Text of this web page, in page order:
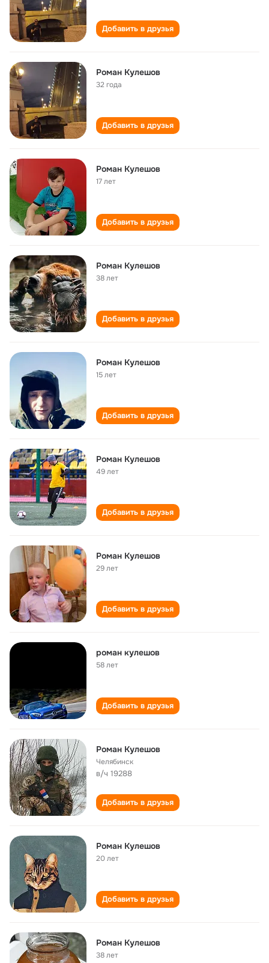
Добавить в друзья
Роман Кулешов
32 года
Добавить в друзья
Роман Кулешов
17 лет
Добавить в друзья
Роман Кулешов
38 лет
Добавить в друзья
Роман Кулешов
15 лет
Добавить в друзья
Роман Кулешов
49 лет
Добавить в друзья
Роман Кулешов
29 лет
Добавить в друзья
роман кулешов
58 лет
Добавить в друзья
Роман Кулешов
Челябинск
в/ч 19288
Добавить в друзья
Роман Кулешов
20 лет
Добавить в друзья
Роман Кулешов
38 лет